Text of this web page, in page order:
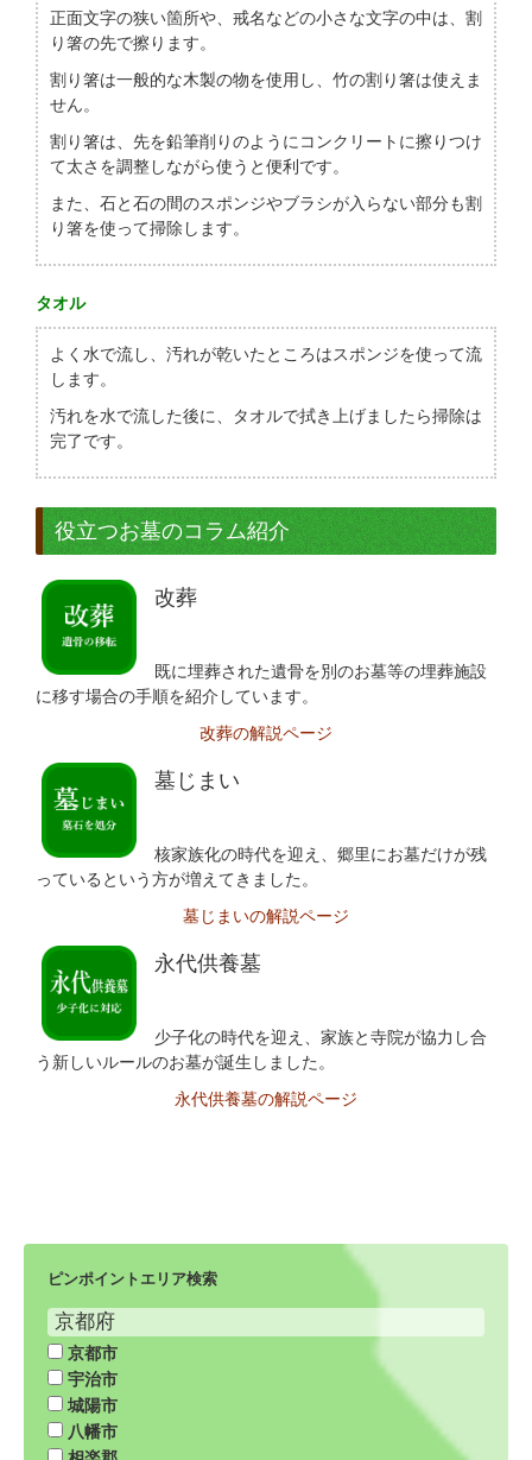
正面文字の狭い箇所や、戒名などの小さな文字の中は、割
り箸の先で擦ります。
割り箸は一般的な木製の物を使用し、竹の割り箸は使えま
せん。
割り箸は、先を鉛筆削りのようにコンクリートに擦りつけ
て太さを調整しながら使うと便利です。
また、石と石の間のスポンジやブラシが入らない部分も割
り箸を使って掃除します。
タオル
よく水で流し、汚れが乾いたところはスポンジを使って流
します。
汚れを水で流した後に、タオルで拭き上げましたら掃除は
完了です。
役立つお墓のコラム紹介
改葬
既に埋葬された遺骨を別のお墓等の埋葬施設
に移す場合の手順を紹介しています。
改葬の解説ページ
墓じまい
核家族化の時代を迎え、郷里にお墓だけが残
っているという方が増えてきました。
墓じまいの解説ページ
永代供養墓
少子化の時代を迎え、家族と寺院が協力し合
う新しいルールのお墓が誕生しました。
永代供養墓の解説ページ
ピンポイントエリア検索
京都府
京都市
宇治市
城陽市
八幡市